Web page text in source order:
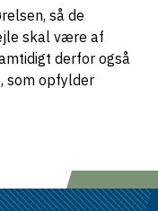
så de
skal være af
derfor også
som opfylder